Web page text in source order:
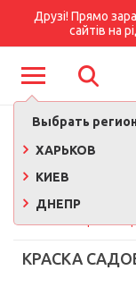
Друзі! Прямо
сайтів на
Выбрать
ХАРЬКОВ
КИЕВ
ДНЕПР
Главная
Краска
КРАСКА